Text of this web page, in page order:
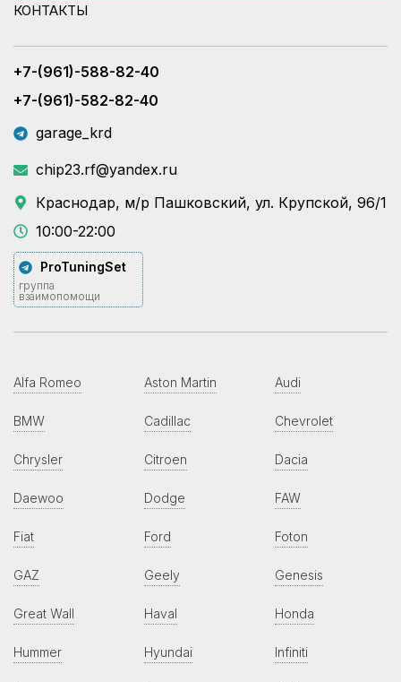
КОНТАКТЫ
+7-(961)-588-82-40
+7-(961)-582-82-40
garage_krd
chip23.rf@yandex.ru
Краснодар, м/р Пашковский, ул. Крупской, 96/1
10:00-22:00
ProTuningSet
группа
взаимопомощи
Alfa Romeo Aston Martin Audi
BMW Cadillac Chevrolet
Chrysler Citroen Dacia
Daewoo Dodge FAW
Fiat Ford Foton
GAZ Geely Genesis
Great Wall Haval Honda
Hummer Hyundai Infiniti